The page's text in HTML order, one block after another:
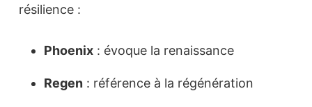
résilience :
Phoenix : évoque la renaissance
Regen : référence à la régénération